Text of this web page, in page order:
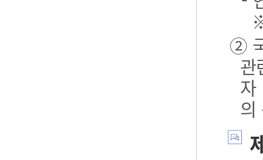
②
관
자
의